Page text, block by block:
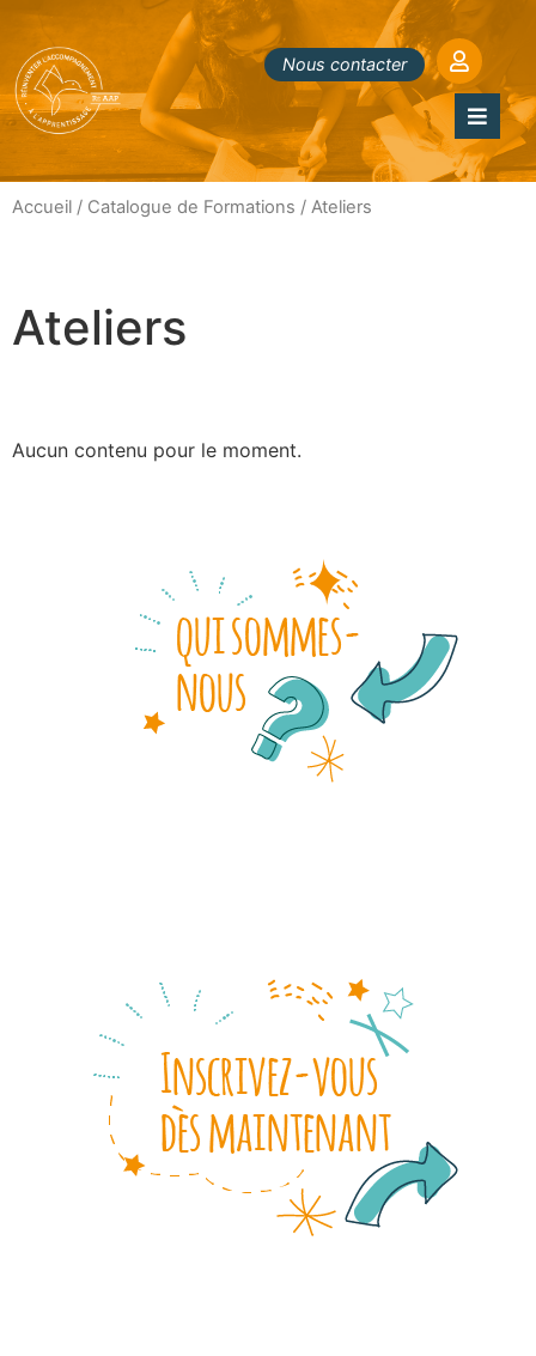
Nous contacter
Accueil / Catalogue de Formations / Ateliers
Ateliers
Aucun contenu pour le moment.